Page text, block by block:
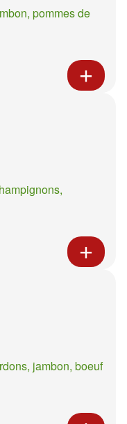
pommes de
jambon, boeuf